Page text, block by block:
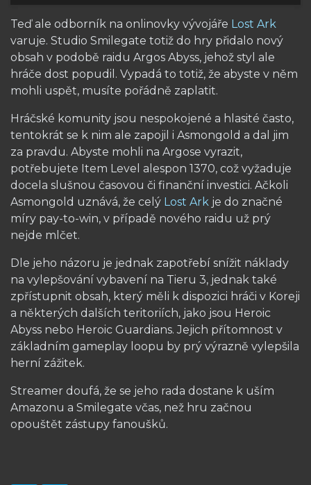
Teď ale odborník na onlinovky vývojáře Lost Ark
varuje. Studio Smilegate totiž do hry přidalo nový
obsah v podobě raidu Argos Abyss, jehož styl ale
hráče dost popudil. Vypadá to totiž, že abyste v něm
mohli uspět, musíte pořádně zaplatit.
Hráčské komunity jsou nespokojené a hlasité často,
tentokrát se k nim ale zapojil i Asmongold a dal jim
za pravdu. Abyste mohli na Argose vyrazit,
potřebujete Item Level alespon 1370, což vyžaduje
docela slušnou časovou či finanční investici. Ačkoli
Asmongold uznává, že celý Lost Ark je do značné
míry pay-to-win, v případě nového raidu už prý
nejde mlčet.
Dle jeho názoru je jednak zapotřebí snížit náklady
na vylepšování vybavení na Tieru 3, jednak také
zpřístupnit obsah, který měli k dispozici hráči v Koreji
a některých dalších teritoriích, jako jsou Heroic
Abyss nebo Heroic Guardians. Jejich přítomnost v
základním gameplay loopu by prý výrazně vylepšila
herní zážitek.
Streamer doufá, že se jeho rada dostane k uším
Amazonu a Smilegate včas, než hru začnou
opouštět zástupy fanoušků.